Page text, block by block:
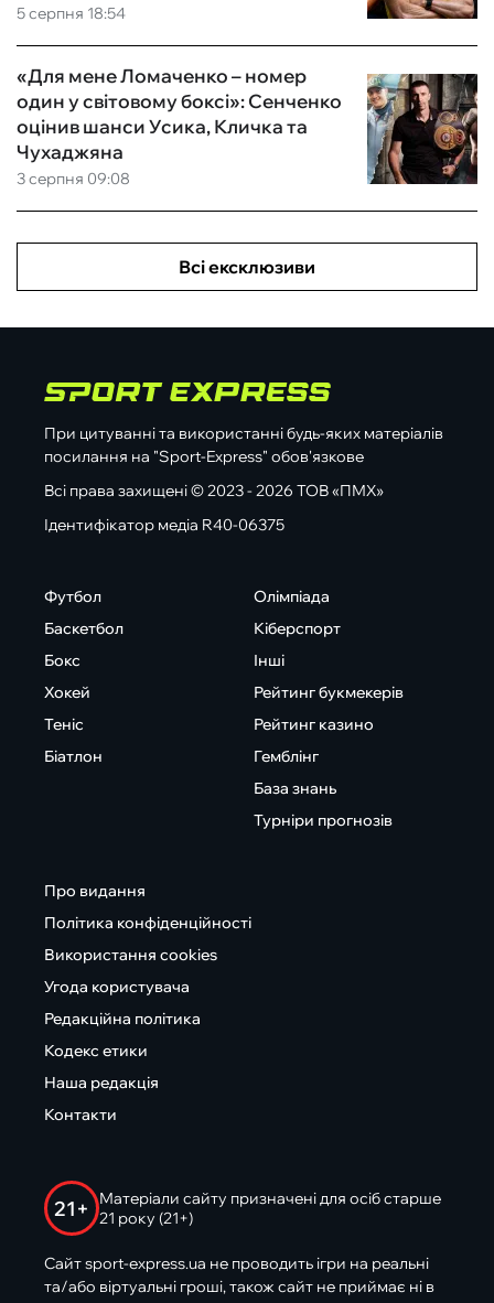
5 серпня 18:54
3 серпня 09:08
«Для мене Ломаченко – номер
один у світовому боксі»: Сенченко
оцінив шанси Усика, Кличка та
Чухаджяна
Всі ексклюзиви
При цитуванні та використанні будь-яких матеріалів
посилання на "Sport-Express" обов'язкове
Всі права захищені © 2023 - 2026 ТОВ «ПМХ»
Ідентифікатор медіа R40-06375
Футбол
Баскетбол
Бокс
Хокей
Теніс
Біатлон
Олімпіада
Кіберспорт
Інші
Рейтинг букмекерів
Рейтинг казино
Гемблінг
База знань
Турніри прогнозів
Про видання
Політика конфіденційності
Використання cookies
Угода користувача
Редакційна політика
Кодекс етики
Наша редакція
Контакти
21+
Матеріали сайту призначені для осіб старше
21 року (21+)
Сайт sport-express.ua не проводить ігри на реальні
та/або віртуальні гроші, також сайт не приймає ні в